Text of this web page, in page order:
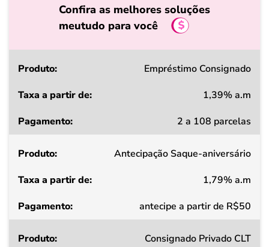
Confira as melhores soluções
meutudo para você
Produto
a
de
Pagamento
Empréstimo Consignado
1,39% a.m
2 a 108 parcelas
Antecipação Saque-aniversário
1,79% a.m
antecipe a partir de R$50
Consignado Privado CLT